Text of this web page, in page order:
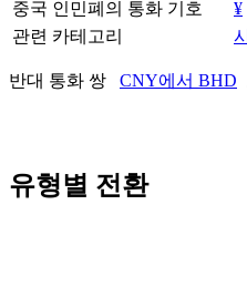
중국 인민폐의 통화 기호
¥
관련 카테고리
반대 통화 쌍 CNY에서 BHD
유형별 전환